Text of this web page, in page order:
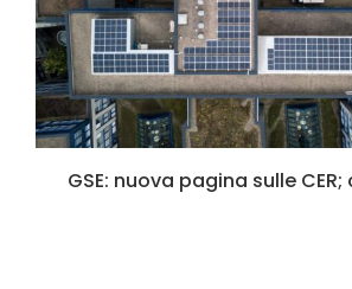
GSE: nuova pagina sulle CER;